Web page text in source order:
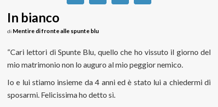
In bianco
di Mentire di fronte alle spunte blu
“Cari lettori di Spunte Blu, quello che ho vissuto il giorno del
mio matrimonio non lo auguro al mio peggior nemico.
Io e lui stiamo insieme da 4 anni ed è stato lui a chiedermi di
sposarmi. Felicissima ho detto sì.